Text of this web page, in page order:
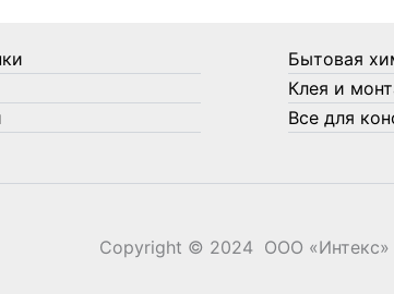
Бытовая
Клея и
Все для
Copyright © 2024 ООО «‎Интекс»‎